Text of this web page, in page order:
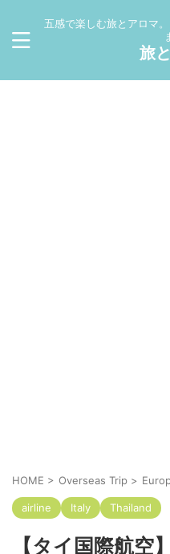
五感で楽しむ旅とアロマ
旅
HOME > Overseas Trip >
airline Italy Thailand
【タイ国際航